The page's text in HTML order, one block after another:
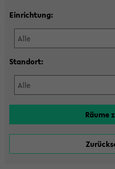
Einrichtung:
Standort: